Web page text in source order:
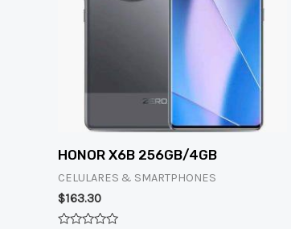
HONOR X6B 256GB/4GB
CELULARES & SMARTPHONES
$163.30